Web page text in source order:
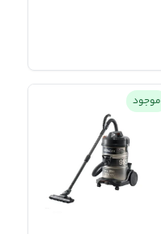
موجود